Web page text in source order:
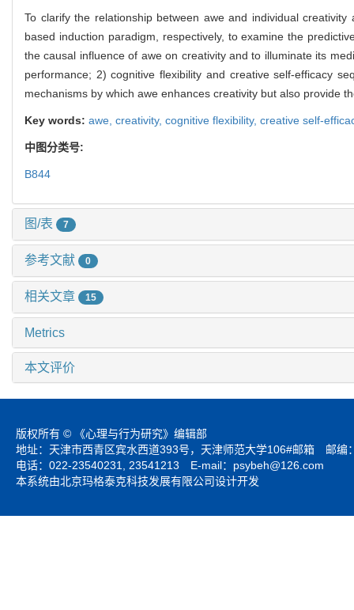
To clarify the relationship between awe and individual
based induction paradigm, respectively, to examine the
the causal influence of awe on creativity and to illuminate its
performance; 2) cognitive flexibility and creative self-efficacy
mechanisms by which awe enhances creativity but also provide
Key words: awe, creativity, cognitive flexibility, creative self-
中图分类号:
B844
图/表 7
参考文献 0
相关文章 15
Metrics
本文评价
版权所有 © 《心理与行为研究》编辑部
地址：天津市西青区宾水西道393号，天津师范大学106#邮箱 邮编
电话：022-23540231, 23541213 E-mail： psybeh@126.com
本系统由北京玛格泰克科技发展有限公司设计开发